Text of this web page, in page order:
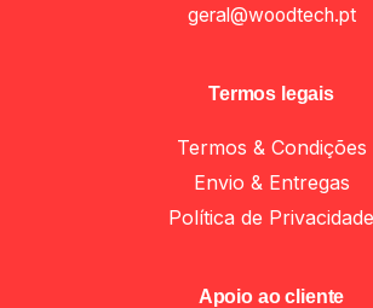
geral@woodtech.pt
Termos legais
Termos & Condições
Envio & Entregas
Política de Privacidade
Apoio ao cliente